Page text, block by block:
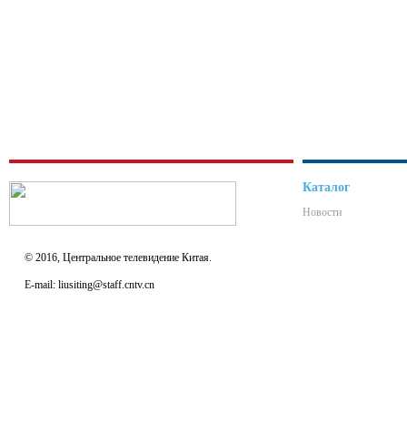
© 2016, Центральное телевидение Китая.
E-mail: liusiting@staff.cntv.cn
Каталог
Новости